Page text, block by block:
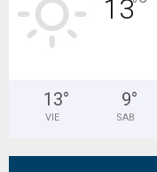
13°
13°
VIE
9°
SAB